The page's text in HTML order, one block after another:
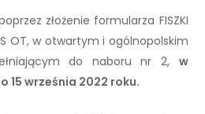
złożenie formularza FISZKI
OT, w otwartym i ogólnopolskim
do naboru nr 2, w
15 września 2022 roku.